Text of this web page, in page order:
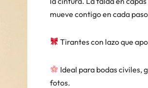
mueve contigo en cada
Tirantes con lazo que
Ideal para bodas civiles,
fotos.